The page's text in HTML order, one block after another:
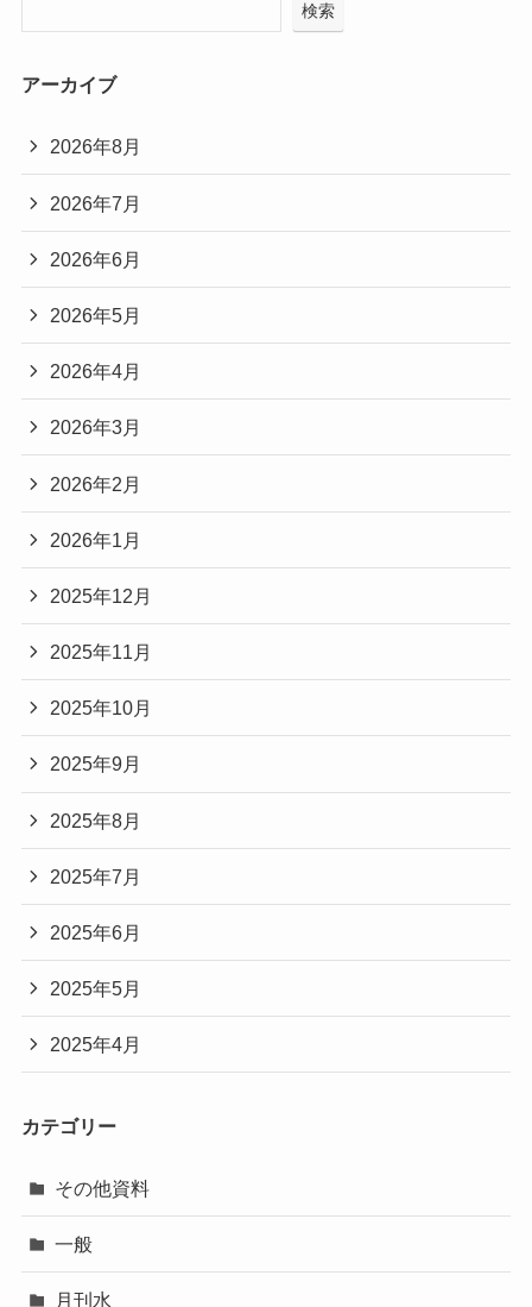
検索
アーカイブ
2026年8月
2026年7月
2026年6月
2026年5月
2026年4月
2026年3月
2026年2月
2026年1月
2025年12月
2025年11月
2025年10月
2025年9月
2025年8月
2025年7月
2025年6月
2025年5月
2025年4月
カテゴリー
その他資料
一般
月刊水